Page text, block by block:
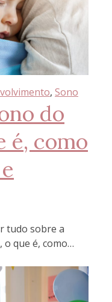
, Sono
do
é, como
tudo sobre a
o que é, como…